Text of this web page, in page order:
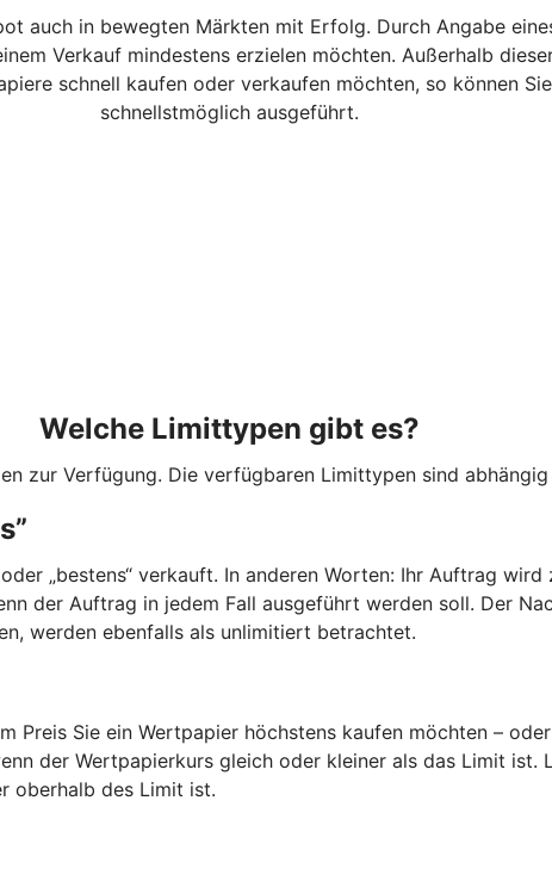
auch in bewegten Märkten mit Erfolg. Durch Angabe
Verkauf mindestens erzielen möchten. Außerhalb
schnell kaufen oder verkaufen möchten, so können
schnellstmöglich ausgeführt.
Welche Limittypen gibt es?
zur Verfügung. Die verfügbaren Limittypen sind
„bestens“ verkauft. In anderen Worten: Ihr Auftrag
der Auftrag in jedem Fall ausgeführt werden soll. Der
werden ebenfalls als unlimitiert betrachtet.
Preis Sie ein Wertpapier höchstens kaufen möchten –
der Wertpapierkurs gleich oder kleiner als das Limit ist.
oberhalb des Limit ist.